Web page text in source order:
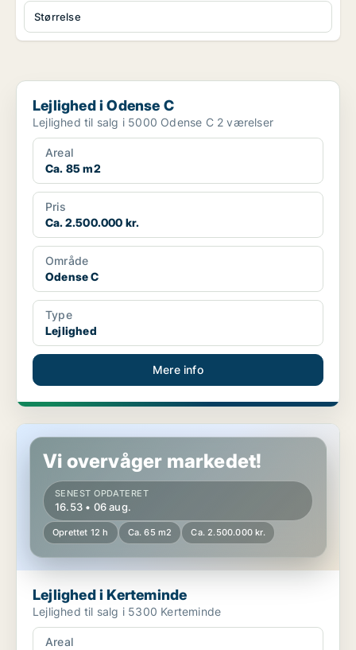
Størrelse
Lejlighed i Odense C
Lejlighed i Odense C
Lejlighed til salg i 5000 Odense C 2 værelser
Areal
Ca. 85 m2
Pris
Ca. 2.500.000 kr.
Område
Odense C
Type
Lejlighed
Mere info
Lejlighed i Kerteminde
Vi overvåger markedet!
SENEST OPDATERET
16.53 • 06 aug.
Oprettet 12 h Ca. 65 m2 Ca. 2.500.000 kr.
Lejlighed i Kerteminde
Lejlighed til salg i 5300 Kerteminde
Areal